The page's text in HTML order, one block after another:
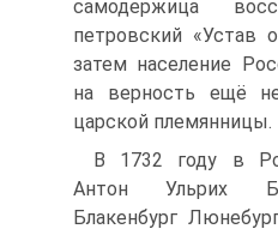
самодержица
петровский «Устав
затем население
на верность ещё
царской племянницы.
В 1732 году в
Антон Ульрих
Блакенбург